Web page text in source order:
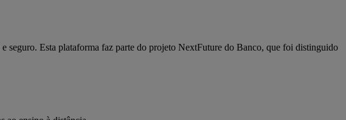
seguro. Esta plataforma faz parte do projeto NextFuture do Banco, que foi distinguido